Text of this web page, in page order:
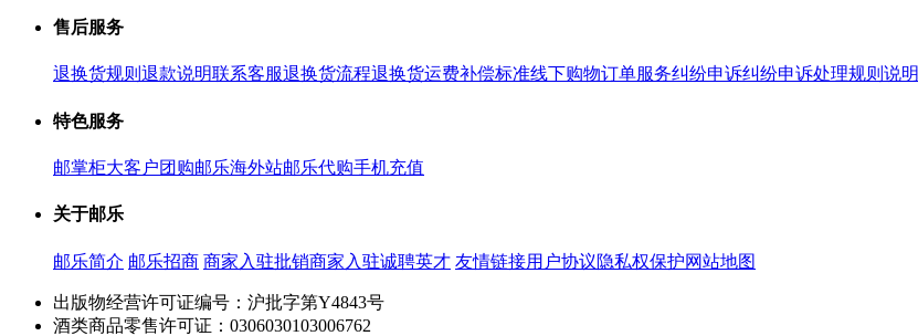
售后服务
退换货规则 退款说明联系客服退换货流程退换货运费补偿标准线下购物订单服务纠纷申诉纠纷申诉处理规则说明
特色服务
邮掌柜大客户团购邮乐海外站邮乐代购手机充值
关于邮乐
邮乐简介 邮乐招商 商家入驻批销商家入驻诚聘英才 友情链接用户协议隐私权保护网站地图
出版物经营许可证编号：沪批字第Y4843号
酒类商品零售许可证：0306030103006762